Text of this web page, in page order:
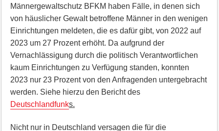
Männergewaltschutz BFKM haben Fälle, in denen sich
von häuslicher Gewalt betroffene Männer in den wenigen
Einrichtungen meldeten, die es dafür gibt, von 2022 auf
2023 um 27 Prozent erhöht. Da aufgrund der
Vernachlässigung durch die politisch Verantwortlichen
kaum Einrichtungen zu Verfügung standen, konnten
2023 nur 23 Prozent von den Anfragenden untergebracht
werden. Siehe hierzu den Bericht des
Deutschlandfunks.
Nicht nur in Deutschland versagen die für die